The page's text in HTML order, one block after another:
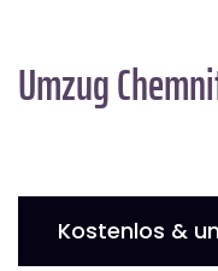
Umzug
Kostenlos &